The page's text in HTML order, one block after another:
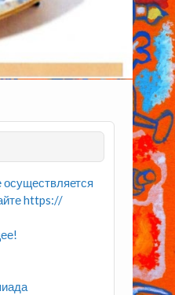
осуществляется
https://